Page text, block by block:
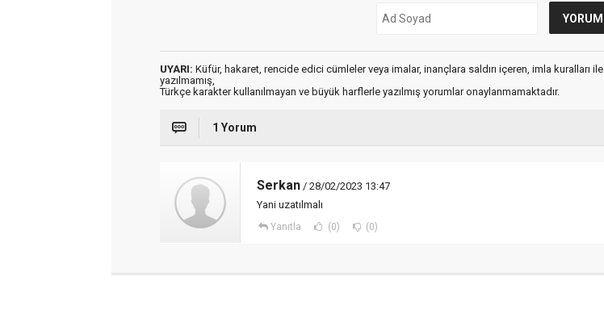
UYARI: Küfür, hakaret, rencide edici cümleler veya imalar, inançlara saldırı içeren, imla kuralları ile
yazılmamış,
Türkçe karakter kullanılmayan ve büyük harflerle yazılmış yorumlar onaylanmamaktadır.
1 Yorum
Serkan / 28/02/2023 13:47
Yani uzatılmalı
Yanıtla (0) (0)